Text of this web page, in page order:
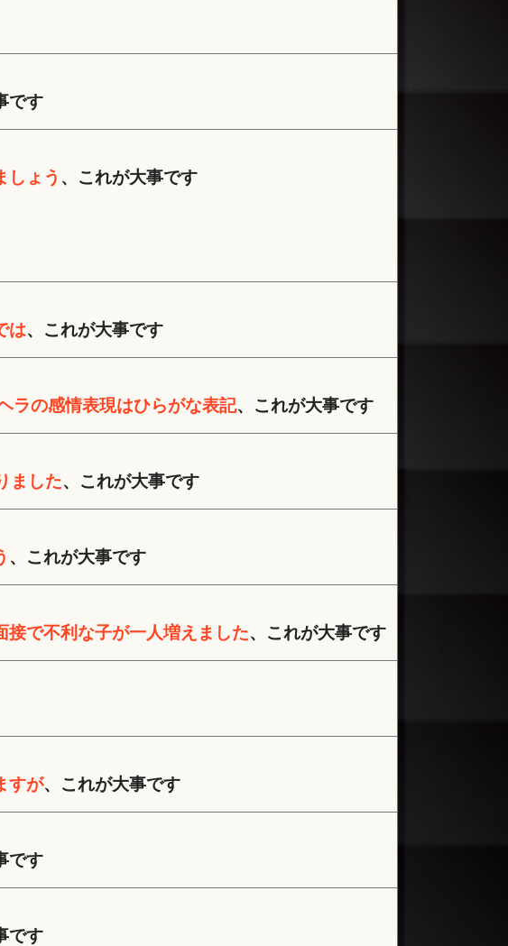
です
しょう 、これが大事です
は、これが大事です
ラの感情表現はひらがな表記、これが大事です
ました、これが大事です
、これが大事です
で不利な子が一人増えました、これが大事です
すが、これが大事です
です
です